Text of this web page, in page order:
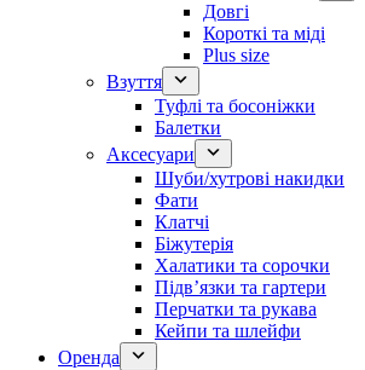
Довгі
Короткі та міді
Plus size
Взуття
Туфлі та босоніжки
Балетки
Аксесуари
Шуби/хутрові накидки
Фати
Клатчі
Біжутерія
Халатики та сорочки
Підвʼязки та гартери
Перчатки та рукава
Кейпи та шлейфи
Оренда